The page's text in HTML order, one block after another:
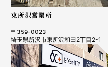
東所沢営業所
〒359-0023
埼玉県所沢市東所沢和田2丁目2-1